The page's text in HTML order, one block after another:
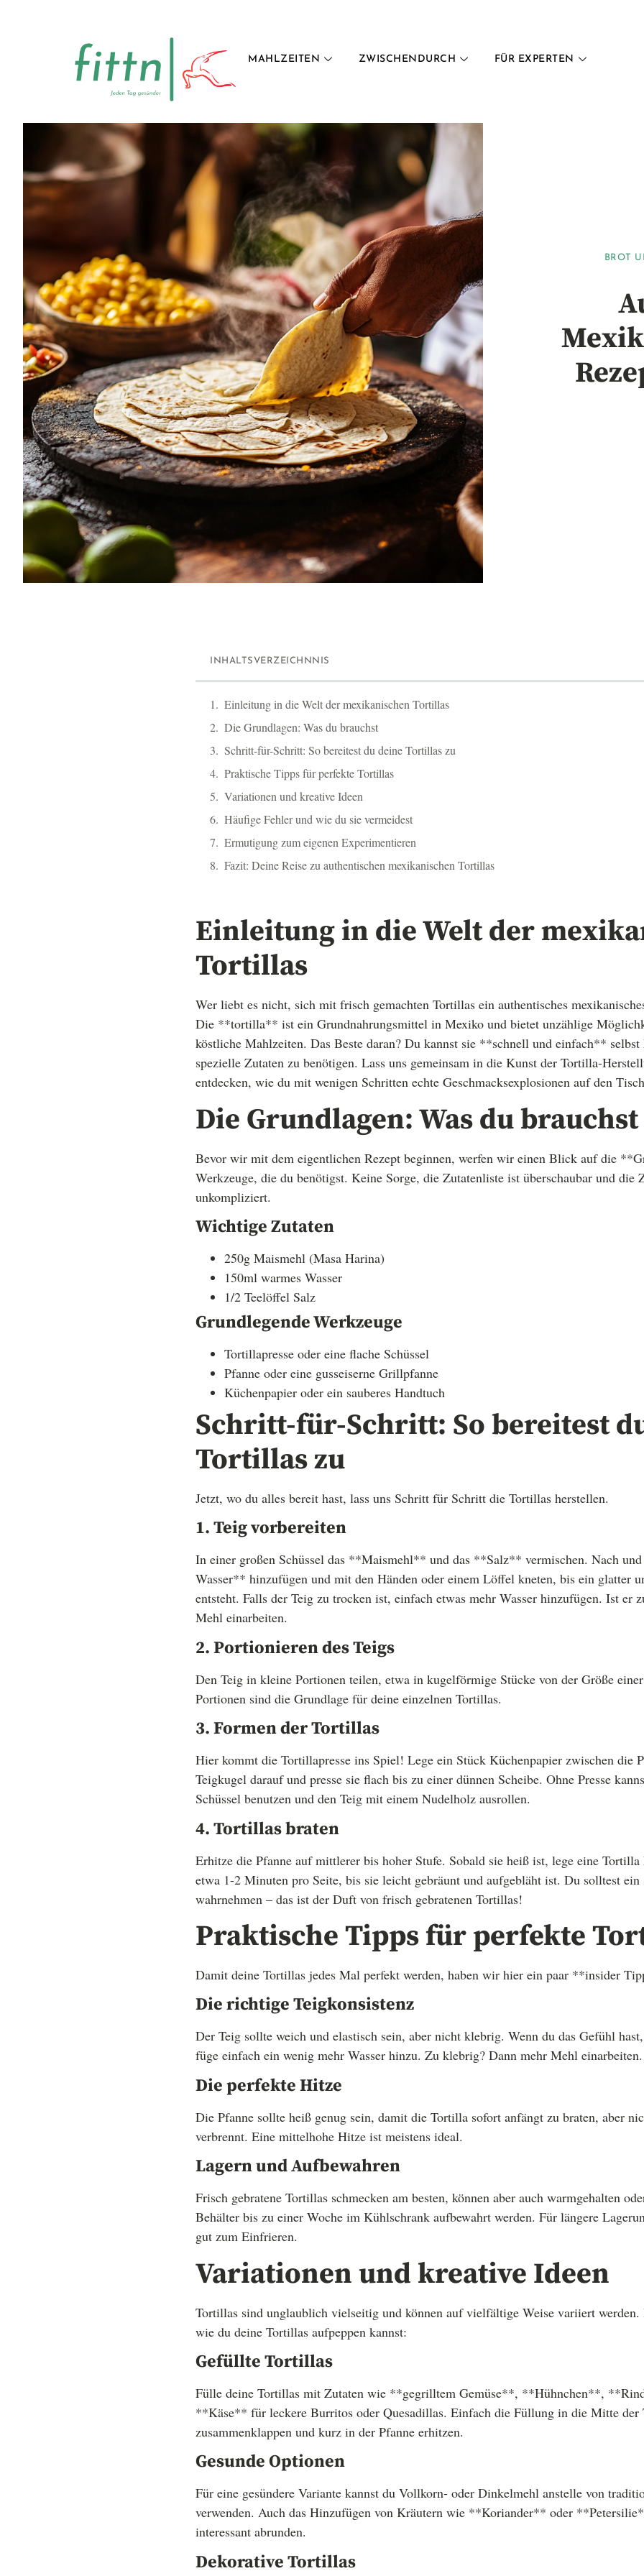
MAHLZEITEN ZWISCHENDURCH FÜR EXPERTEN
BROT
INHALTSVERZEICHNNIS
Einleitung in die Welt der mexikanischen Tortillas
Die Grundlagen: Was du brauchst
Schritt-für-Schritt: So bereitest du deine Tortillas zu
Praktische Tipps für perfekte Tortillas
Variationen und kreative Ideen
Häufige Fehler und wie du sie vermeidest
Ermutigung zum eigenen Experimentieren
Fazit: Deine Reise zu authentischen mexikanischen Tortillas
Einleitung in die Welt der
Tortillas
Wer liebt es nicht, sich mit frisch gemachten Tortillas ein authentisches
Die **tortilla** ist ein Grundnahrungsmittel in Mexiko und bietet unzählige
köstliche Mahlzeiten. Das Beste daran? Du kannst sie **schnell und einfach** selbst
spezielle Zutaten zu benötigen. Lass uns gemeinsam in die Kunst der Tortilla-
entdecken, wie du mit wenigen Schritten echte Geschmacksexplosionen auf den
Die Grundlagen: Was du brauchst
Bevor wir mit dem eigentlichen Rezept beginnen, werfen wir einen Blick auf die
Werkzeuge, die du benötigst. Keine Sorge, die Zutatenliste ist überschaubar und die
unkompliziert.
Wichtige Zutaten
250g Maismehl (Masa Harina)
150ml warmes Wasser
1/2 Teelöffel Salz
Grundlegende Werkzeuge
Tortillapresse oder eine flache Schüssel
Pfanne oder eine gusseiserne Grillpfanne
Küchenpapier oder ein sauberes Handtuch
Schritt-für-Schritt: So bereitest
Tortillas zu
Jetzt, wo du alles bereit hast, lass uns Schritt für Schritt die Tortillas herstellen.
1. Teig vorbereiten
In einer großen Schüssel das **Maismehl** und das **Salz** vermischen. Nach
Wasser** hinzufügen und mit den Händen oder einem Löffel kneten, bis ein glatter
entsteht. Falls der Teig zu trocken ist, einfach etwas mehr Wasser hinzufügen. Ist er
Mehl einarbeiten.
2. Portionieren des Teigs
Den Teig in kleine Portionen teilen, etwa in kugelförmige Stücke von der Größe
Portionen sind die Grundlage für deine einzelnen Tortillas.
3. Formen der Tortillas
Hier kommt die Tortillapresse ins Spiel! Lege ein Stück Küchenpapier zwischen die
Teigkugel darauf und presse sie flach bis zu einer dünnen Scheibe. Ohne Presse
Schüssel benutzen und den Teig mit einem Nudelholz ausrollen.
4. Tortillas braten
Erhitze die Pfanne auf mittlerer bis hoher Stufe. Sobald sie heiß ist, lege eine
etwa 1-2 Minuten pro Seite, bis sie leicht gebräunt und aufgebläht ist. Du solltest ein
wahrnehmen – das ist der Duft von frisch gebratenen Tortillas!
Praktische Tipps für perfekte
Damit deine Tortillas jedes Mal perfekt werden, haben wir hier ein paar **insider
Die richtige Teigkonsistenz
Der Teig sollte weich und elastisch sein, aber nicht klebrig. Wenn du das Gefühl
füge einfach ein wenig mehr Wasser hinzu. Zu klebrig? Dann mehr Mehl einarbeiten.
Die perfekte Hitze
Die Pfanne sollte heiß genug sein, damit die Tortilla sofort anfängt zu braten, aber
verbrennt. Eine mittelhohe Hitze ist meistens ideal.
Lagern und Aufbewahren
Frisch gebratene Tortillas schmecken am besten, können aber auch warmgehalten
Behälter bis zu einer Woche im Kühlschrank aufbewahrt werden. Für längere
gut zum Einfrieren.
Variationen und kreative Ideen
Tortillas sind unglaublich vielseitig und können auf vielfältige Weise variiert
wie du deine Tortillas aufpeppen kannst:
Gefüllte Tortillas
Fülle deine Tortillas mit Zutaten wie **gegrilltem Gemüse**, **Hühnchen**,
**Käse** für leckere Burritos oder Quesadillas. Einfach die Füllung in die Mitte der
zusammenklappen und kurz in der Pfanne erhitzen.
Gesunde Optionen
Für eine gesündere Variante kannst du Vollkorn- oder Dinkelmehl anstelle von
verwenden. Auch das Hinzufügen von Kräutern wie **Koriander** oder
interessant abrunden.
Dekorative Tortillas